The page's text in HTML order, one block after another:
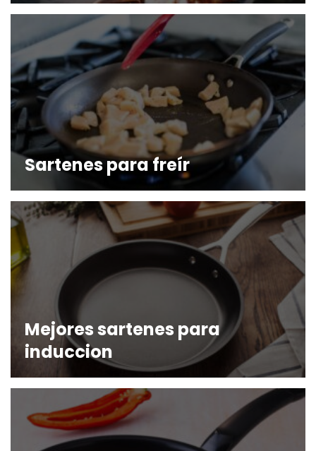
Sartenes para freír
Mejores sartenes para
induccion